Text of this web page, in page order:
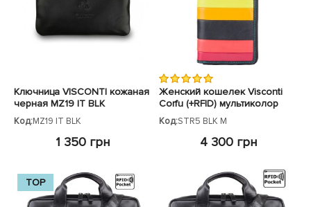
Ключница VISCONTI кожаная
черная MZ19 IT BLK
Код:MZ19 IT BLK
1 350 грн
Женский кошелек Visconti
Corfu (+RFID) мультиколор
Код:STR5 BLK M
4 300 грн
TOP